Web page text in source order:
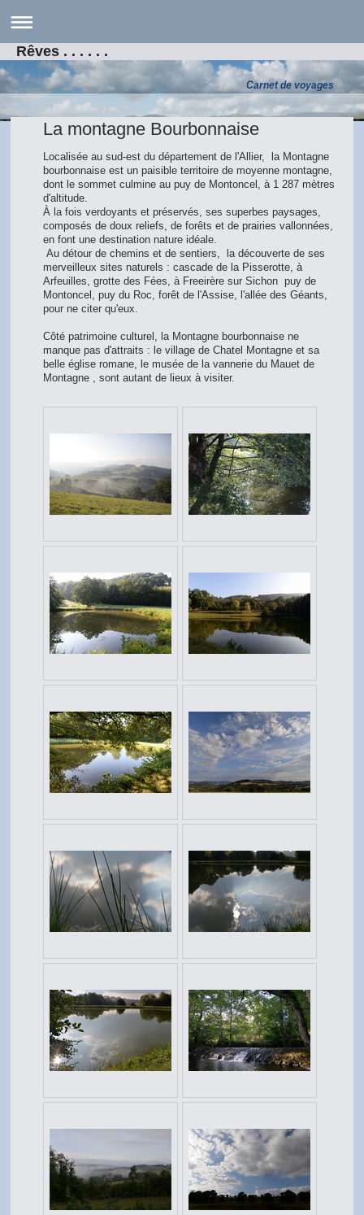
Rêves . . . . . .
Carnet de voyages
La montagne Bourbonnaise
Localisée au sud-est du département de l'Allier, la Montagne
bourbonnaise est un paisible territoire de moyenne montagne,
dont le sommet culmine au puy de Montoncel, à 1 287 mètres
d'altitude.
À la fois verdoyants et préservés, ses superbes paysages,
composés de doux reliefs, de forêts et de prairies vallonnées,
en font une destination nature idéale.
Au détour de chemins et de sentiers, la découverte de ses
merveilleux sites naturels : cascade de la Pisserotte, à
Arfeuilles, grotte des Fées, à Freeirère sur Sichon puy de
Montoncel, puy du Roc, forêt de l'Assise, l'allée des Géants,
pour ne citer qu'eux.
Côté patrimoine culturel, la Montagne bourbonnaise ne
manque pas d'attraits : le village de Chatel Montagne et sa
belle église romane, le musée de la vannerie du Mauet de
Montagne , sont autant de lieux à visiter.